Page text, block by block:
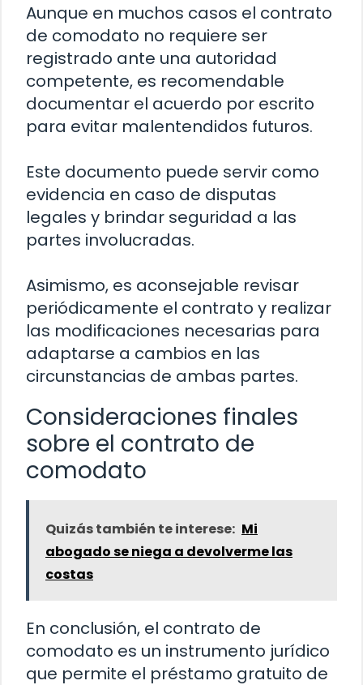
Aunque en muchos casos el contrato
de comodato no requiere ser
registrado ante una autoridad
competente, es recomendable
documentar el acuerdo por escrito
para evitar malentendidos futuros.
Este documento puede servir como
evidencia en caso de disputas
legales y brindar seguridad a las
partes involucradas.
Asimismo, es aconsejable revisar
periódicamente el contrato y realizar
las modificaciones necesarias para
adaptarse a cambios en las
circunstancias de ambas partes.
Consideraciones finales
sobre el contrato de
comodato
Quizás también te interese: Mi
abogado se niega a devolverme las
costas
En conclusión, el contrato de
comodato es un instrumento jurídico
que permite el préstamo gratuito de